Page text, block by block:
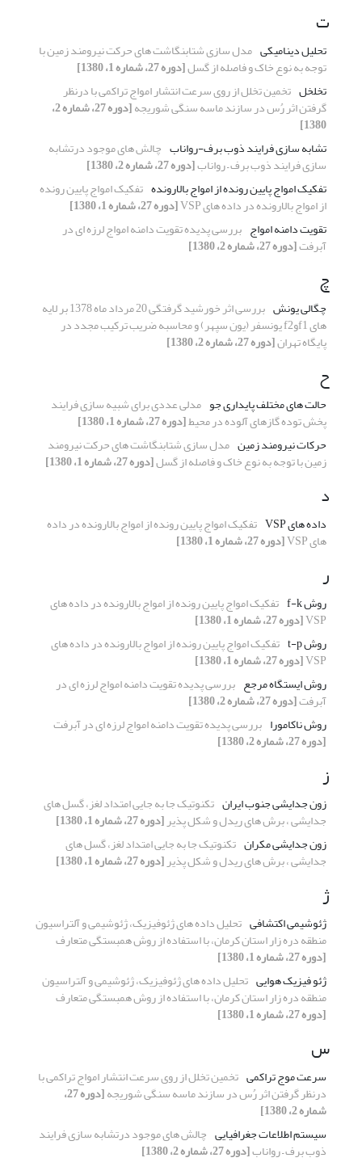
ت
تحلیل دینامیکی مدل سازی شتابنگاشت های حرکت نیرومند زمین با
توجه به نوع خاک و فاصله از گسل[دوره 27، شماره 1، 1380]
تخلخل تخمین تخلل از روی سرعت انتشار امواج تراکمی با درنظر
گرفتن اثر رُس در سازند ماسه سنگی شوریجه [دوره 27، شماره 2،
1380]
تشابه سازی فرایند ذوب برف-رواناب چالش های موجود درتشابه
سازی فرایند ذوب برف – رواناب[دوره 27، شماره 2، 1380]
تفکیک امواج پایین رونده از امواج بالارونده تفکیک امواج پایین رونده
از امواج بالارونده در داده های VSP
[دوره 27، شماره 1، 1380]
تقویت دامنه امواج بررسی پدیده تقویت دامنه امواج لرزه ای در
آبرفت[دوره 27، شماره 2، 1380]
چ
چگالی یونش بررسی اثر خورشید گرفتگی 20 مرداد ماه 1378 بر لایه
های f1وf2 یونسفر (یون سپهر) و محاسبه ضریب ترکیب مجدد در
پایگاه تهران[دوره 27، شماره 2، 1380]
ح
حالت های مختلف پایداری جو مدلی عددی برای شبیه سازی فرایند
پخش توده گازهای آلوده در محیط[دوره 27، شماره 1، 1380]
حرکات نیرومند زمین مدل سازی شتابنگاشت های حرکت نیرومند
زمین با توجه به نوع خاک و فاصله از گسل[دوره 27، شماره 1، 1380]
د
داده های VSP تفکیک امواج پایین رونده از امواج بالارونده در داده
های VSP [دوره 27، شماره 1، 1380]
ر
روش f-k تفکیک امواج پایین رونده از امواج بالارونده در داده های
VSP[دوره 27، شماره 1، 1380]
روش t-p
تفکیک امواج پایین رونده از امواج بالارونده در داده های
VSP[دوره 27، شماره 1، 1380]
روش ایستگاه مرجع بررسی پدیده تقویت دامنه امواج لرزه ای در
آبرفت[دوره 27، شماره 2، 1380]
روش ناکامورا بررسی پدیده تقویت دامنه امواج لرزه ای در آبرفت
[دوره 27، شماره 2، 1380]
ز
زون جدایشی جنوب ایران تکنوتیک جا به جایی امتداد لغز، گسل های
جدایشی ، برش های ریدل و شکل پذیر[دوره 27، شماره 1، 1380]
زون جدایشی مکران تکنوتیک جا به جایی امتداد لغز، گسل های
جدایشی ، برش های ریدل و شکل پذیر[دوره 27، شماره 1، 1380]
ژ
ژئوشیمی اکتشافی تحلیل داده های ژئوفیزیک، ژئوشیمی و آلتراسیون
منطقه دره زار استان کرمان، با استفاده از روش همبستگی متعارف
[دوره 27، شماره 1، 1380]
ژئو فیزیک هوایی تحلیل داده های ژئوفیزیک، ژئوشیمی و آلتراسیون
منطقه دره زار استان کرمان، با استفاده از روش همبستگی متعارف
[دوره 27، شماره 1، 1380]
س
سرعت موج تراکمی تخمین تخلل از روی سرعت انتشار امواج تراکمی با
درنظر گرفتن اثر رُس در سازند ماسه سنگی شوریجه [دوره 27،
شماره 2، 1380]
سیستم اطلاعات جغرافیایی چالش های موجود درتشابه سازی فرایند
ذوب برف – رواناب[دوره 27، شماره 2، 1380]